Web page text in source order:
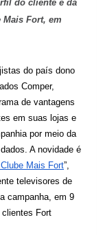
do cliente e dá
Fort, em
do país dono
Comper,
de vantagens
em suas lojas e
por meio da
A novidade é
Mais Fort”,
televisores de
campanha, em 9
clientes Fort